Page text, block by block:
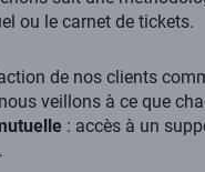
ou le carnet de tickets.
de nos clients
veillons à ce que
: accès à un